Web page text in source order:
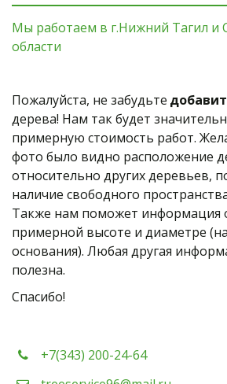
Мы работаем в г.Нижний Тагил и
области
Пожалуйста, не забудьте
дерева! Нам так будет
примерную стоимость работ.
фото было видно расположение
относительно других деревьев,
наличие свободного
Также нам поможет информация
примерной высоте и диаметре
основания). Любая другая
полезна.
Спасибо!
+7(343) 200-24-64